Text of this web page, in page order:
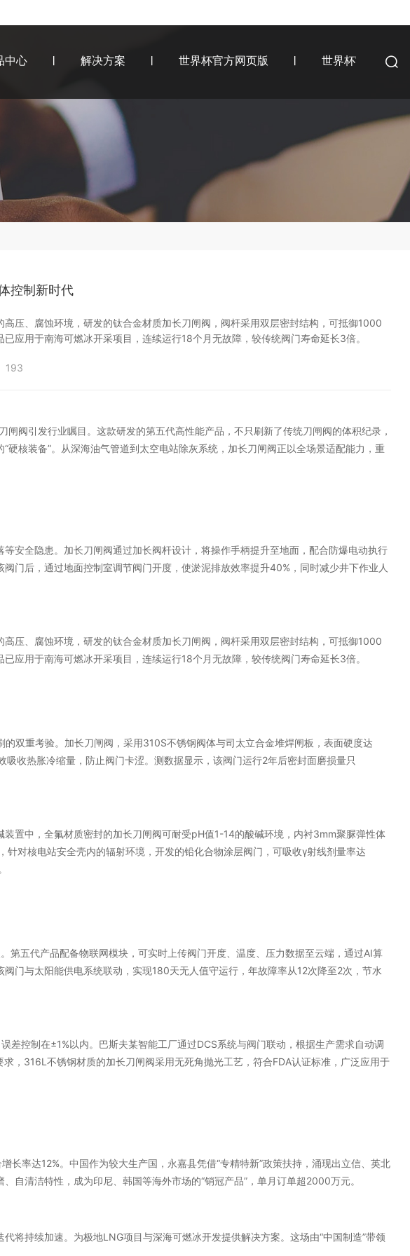
中心 解决方案 世界杯官方网页版 世界杯官方网页
控制新时代
压、腐蚀环境，研发的钛合金材质加长刀闸阀，阀杆采用双层密封结构，可抵御1000
应用于南海可燃冰开采项目，连续运行18个月无故障，较传统阀门寿命延长3倍。
193
阀引发行业瞩目。这款研发的第五代高性能产品，不只刷新了传统刀闸阀的体积纪录，
核装备”。从深海油气管道到太空电站除灰系统，加长刀闸阀正以全场景适配能力，重
安全隐患。加长刀闸阀通过加长阀杆设计，将操作手柄提升至地面，配合防爆电动执行
门后，通过地面控制室调节阀门开度，使淤泥排放效率提升40%，同时减少井下作业人
压、腐蚀环境，研发的钛合金材质加长刀闸阀，阀杆采用双层密封结构，可抵御1000
应用于南海可燃冰开采项目，连续运行18个月无故障，较传统阀门寿命延长3倍。
双重考验。加长刀闸阀，采用310S不锈钢阀体与司太立合金堆焊闸板，表面硬度达
收热胀冷缩量，防止阀门卡涩。测数据显示，该阀门运行2年后密封面磨损量只
置中，全氟材质密封的加长刀闸阀可耐受pH值1-14的酸碱环境，内衬3mm聚脲弹性体
对核电站安全壳内的辐射环境，开发的铅化合物涂层阀门，可吸收γ射线剂量率达
第五代产品配备物联网模块，可实时上传阀门开度、温度、压力数据至云端，通过AI算
门与太阳能供电系统联动，实现180天无人值守运行，年故障率从12次降至2次，节水
差控制在±1%以内。巴斯夫某智能工厂通过DCS系统与阀门联动，根据生产需求自动调
，316L不锈钢材质的加长刀闸阀采用无死角抛光工艺，符合FDA认证标准，广泛应用于
率达12%。中国作为较大生产国，永嘉县凭借“专精特新”政策扶持，涌现出立信、英北
自清洁特性，成为印尼、韩国等海外市场的“销冠产品”，单月订单超2000万元。
将持续加速。为极地LNG项目与深海可燃冰开发提供解决方案。这场由“中国制造”带领